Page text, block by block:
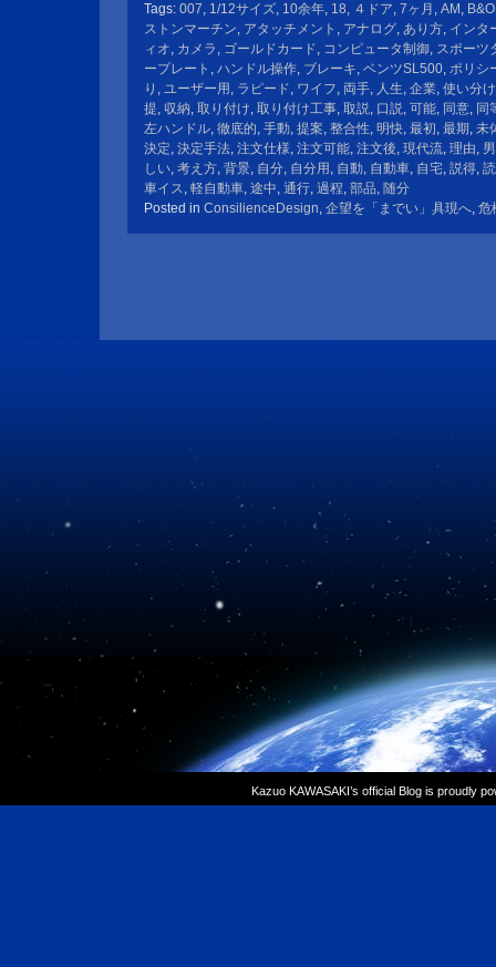
Tags: 007, 1/12サイズ, 10余年, 18, ４ドア, 7ヶ月 , AM , B&O
ストンマーチン, アタッチメント , アナログ, あり方, インタ
ィオ, カメラ , ゴールドカード, コンピュータ制御, スポーツ
ープレート , ハンドル操作, ブレーキ, ベンツSL500, ポリシ
り , ユーザー用 , ラピード, ワイフ, 両手, 人生, 企業, 使い分け
提, 収納, 取り付け, 取り付け工事, 取説, 口説, 可能, 同意, 同
左ハンドル, 徹底的, 手動, 提案, 整合性, 明快, 最初, 最期, 未
決定, 決定手法, 注文仕様, 注文可能, 注文後, 現代流, 理由,
しい, 考え方, 背景, 自分, 自分用 , 自動, 自動車, 自宅, 説得,
車イス, 軽自動車, 途中, 通行, 過程, 部品, 随分
Posted in ConsilienceDesign, 企望を「までい」具現へ, 危
Kazuo KAWASAKI’s official Blog is proudly